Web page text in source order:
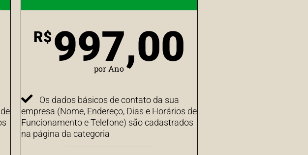
R$997,00
por Ano
Os dados básicos de contato da sua
empresa (Nome, Endereço, Dias e Horários de
Funcionamento e Telefone) são cadastrados
na página da categoria